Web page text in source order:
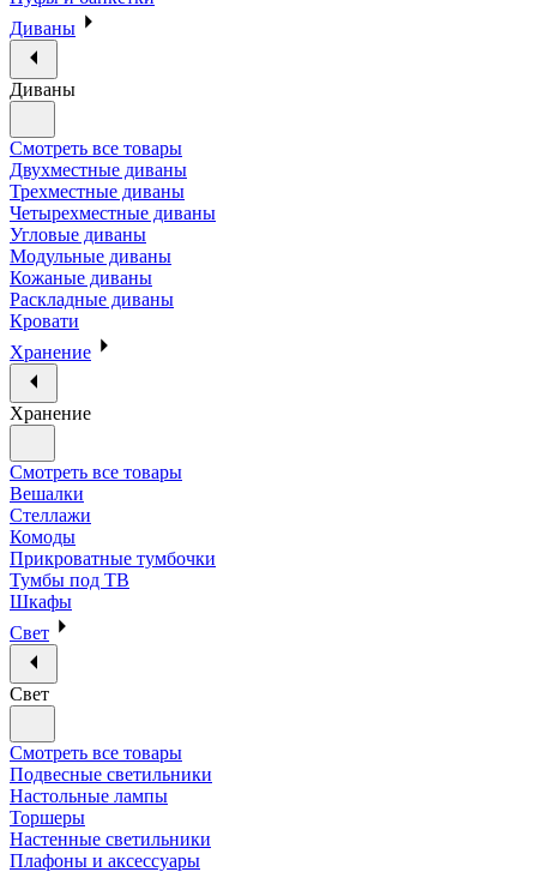
Диваны
Диваны
Смотреть все товары
Двухместные диваны
Трехместные диваны
Четырехместные диваны
Угловые диваны
Модульные диваны
Кожаные диваны
Раскладные диваны
Кровати
Хранение
Хранение
Смотреть все товары
Вешалки
Стеллажи
Комоды
Прикроватные тумбочки
Тумбы под ТВ
Шкафы
Свет
Свет
Смотреть все товары
Подвесные светильники
Настольные лампы
Торшеры
Настенные светильники
Плафоны и аксессуары